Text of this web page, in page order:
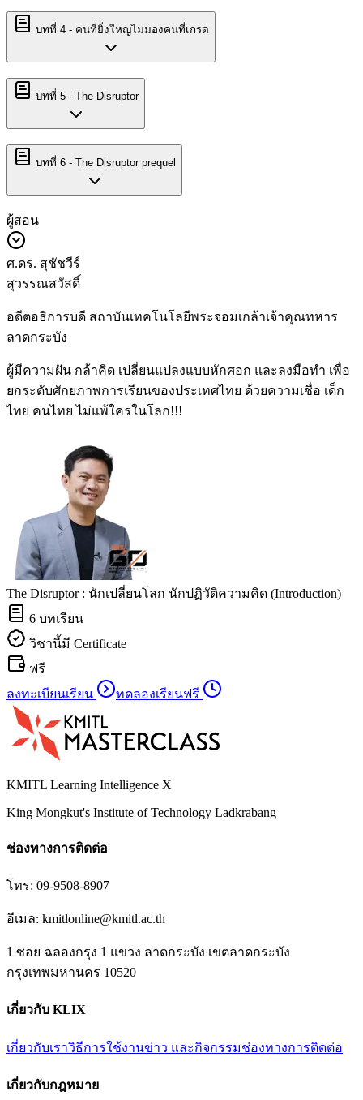
บทที่ 4 - คนที่ยิ่งใหญ่ไม่มองคนที่เกรด
บทที่ 5 - The Disruptor
บทที่ 6 - The Disruptor prequel
ผู้สอน
ศ.ดร. สุชัชวีร์
สุวรรณสวัสดิ์
อดีตอธิการบดี สถาบันเทคโนโลยีพระจอมเกล้าเจ้าคุณทหาร
ลาดกระบัง
ผู้มีความฝัน กล้าคิด เปลี่ยนแปลงแบบหักศอก และลงมือทำ เพื่อ
ยกระดับศักยภาพการเรียนของประเทศไทย ด้วยความเชื่อ เด็ก
ไทย คนไทย ไม่แพ้ใครในโลก!!!
The Disruptor : นักเปลี่ยนโลก นักปฏิวัติความคิด (Introduction)
6 บทเรียน
วิชานี้มี Certificate
ฟรี
ลงทะเบียนเรียน
ทดลองเรียนฟรี
KMITL Learning Intelligence X
King Mongkut's Institute of Technology Ladkrabang
ช่องทางการติดต่อ
โทร: 09-9508-8907
อีเมล: kmitlonline@kmitl.ac.th
1 ซอย ฉลองกรุง 1 แขวง ลาดกระบัง เขตลาดกระบัง
กรุงเทพมหานคร 10520
เกี่ยวกับ KLIX
เกี่ยวกับเราวิธีการใช้งานข่าว และกิจกรรมช่องทางการติดต่อ
เกี่ยวกับกฎหมาย